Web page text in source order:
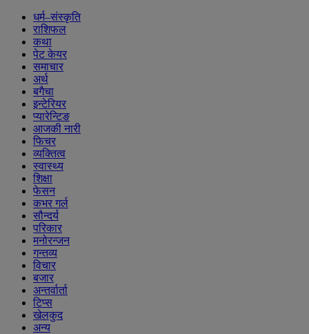
धर्म–संस्कृति
राशिफल
कथा
पेट केयर
समाचार
अर्थ
बगैचा
इन्टेरियर
प्यारेन्टिङ
आजकी नारी
फिचर
व्यक्तित्व
स्वास्थ्य
शिक्षा
फेसन
कभर गर्ल
सौन्दर्य
परिकार
मनोरन्जन
गन्तव्य
विचार
बजार
अन्तर्वार्ता
टिप्स
खेलकुद
अन्य